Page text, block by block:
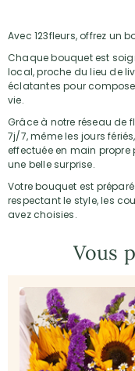
Avec 123fleurs, offrez un
Chaque bouquet est
local, proche du lieu de
éclatantes pour
vie.
Grâce à notre réseau de
7j/7, même les jours
effectuée en main
une belle surprise.
Votre bouquet est
respectant le style, les
avez choisies.
Vous